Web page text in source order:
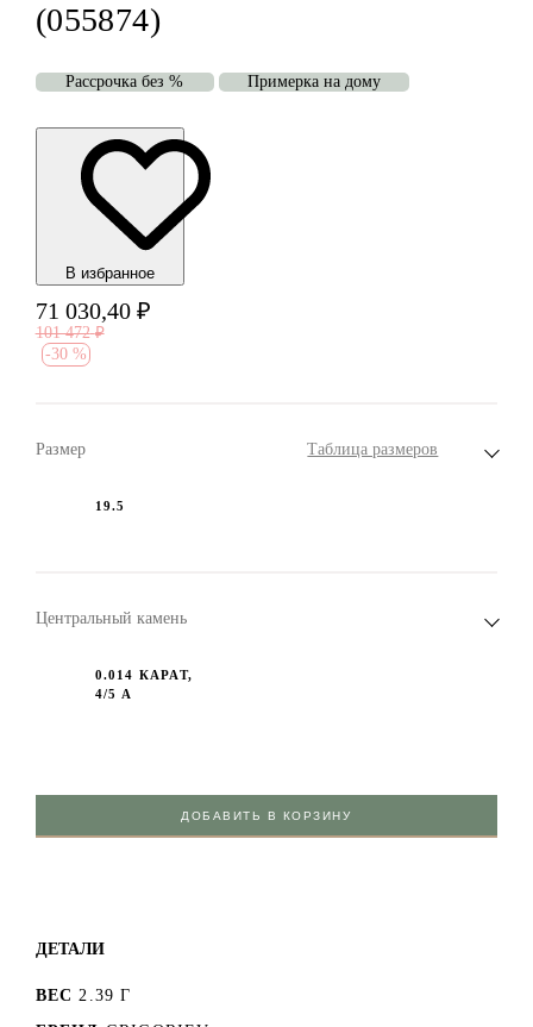
(055874)
Рассрочка без % Примерка на дому
В избранноe
71 030,40 ₽
101 472 ₽
-30 %
Размер Таблица размеров
19.5
Центральный камень
0.014 КАРАТ,
4/5 А
ДОБАВИТЬ В КОРЗИНУ
ДЕТАЛИ
ВЕС 2.39 Г